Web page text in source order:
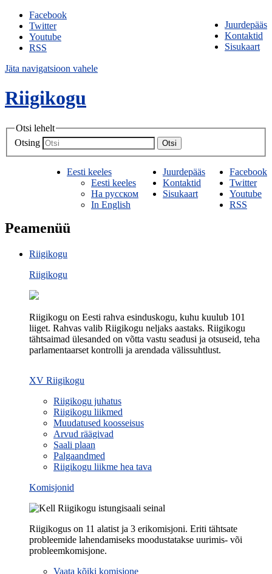
Juurdepääs
Kontaktid
Sisukaart
Facebook
Twitter
Youtube
RSS
Jäta navigatsioon vahele
Riigikogu
Otsi lehelt
Otsing
Otsi
Facebook
Twitter
Youtube
RSS
Juurdepääs
Kontaktid
Sisukaart
Eesti keeles
Eesti keeles
На русском
In English
Peamenüü
Riigikogu
Riigikogu
Riigikogu on Eesti rahva esinduskogu, kuhu kuulub 101
liiget. Rahvas valib Riigikogu neljaks aastaks. Riigikogu
tähtsaimad ülesanded on võtta vastu seadusi ja otsuseid, teha
parlamentaarset kontrolli ja arendada välissuhtlust.
XV Riigikogu
Riigikogu juhatus
Riigikogu liikmed
Muudatused koosseisus
Arvud räägivad
Saali plaan
Palgaandmed
Riigikogu liikme hea tava
Komisjonid
Riigikogus on 11 alatist ja 3 erikomisjoni. Eriti tähtsate
probleemide lahendamiseks moodustatakse uurimis- või
probleemkomisjone.
Vaata kõiki komisjone